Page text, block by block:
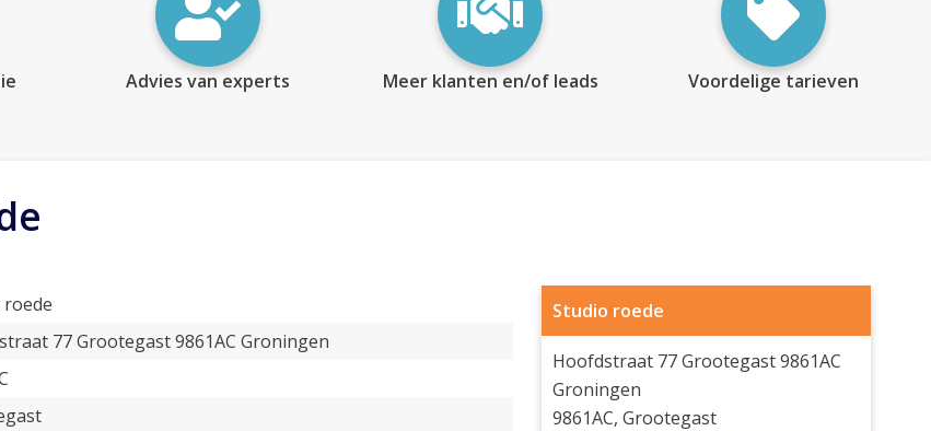
Advies van experts Meer klanten en/of leads Voordelige tarieven
77 Grootegast 9861AC Groningen
Studio roede
Hoofdstraat 77 Grootegast 9861AC
Groningen
9861AC, Grootegast